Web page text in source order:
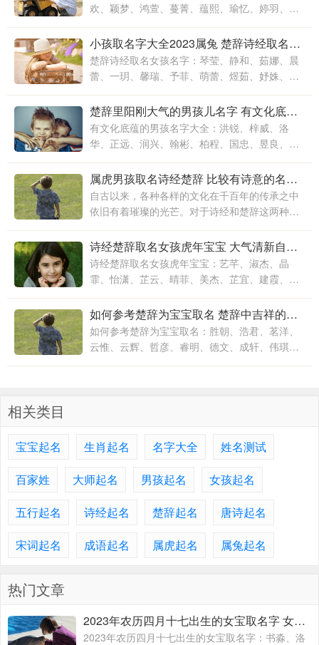
欢、颖梦、鸿萱、蔓菁、蕴熙、瑜忆、婷羽、思
依、星媛、鸿琳、佳家、逸蓉、钰睿、佳畅、潇
雪、舒翰、霈琼、宸帆
小孩取名字大全2023属兔 楚辞诗经取名女孩名字
楚辞诗经取名女孩名字：琴莹、静和、茹娜、晨
蕾、一玥、馨瑞、予菲、萌蕾、煜茹、妤姝、心
萍、蓝菲、贝妤、菲羽、岚羽、艺漫、芊莹、俊
妤、娴琼、韵静、禹菲、如玥
楚辞里阳刚大气的男孩儿名字 有文化底蕴的男孩名字大全
有文化底蕴的男孩名字大全：洪锐、梓威、洛
华、正远、润兴、翰彬、柏程、国忠、昱良、敬
腾、恒俊、麒谦、祺峰、智达、信哲、兴艺、勇
康、文隽、书凯、贤德、帅豪、
属虎男孩取名诗经楚辞 比较有诗意的名字男生
自古以来，各种各样的文化在千百年的传承之中
依旧有着璀璨的光芒。对于诗经和楚辞这两种来
讲也是如此。诗经和楚辞，传承的不只是一种文
化，更是一种精神。所以对于父母来讲
诗经楚辞取名女孩虎年宝宝 大气清新自然的女宝宝名字大全
诗经楚辞取名女孩虎年宝宝：艺芊、淑杰、晶
霏、怡潇、芷云、晴菲、美杰、芷宜、建霞、浠
妍、梓潞、欣萱、霈朝、娴蓓、馨甜、梦淳、汐
雅、妤颖、依璐、玉婵、玥茜、
如何参考楚辞为宝宝取名 楚辞中吉祥的男孩名字大全
如何参考楚辞为宝宝取名：胜朝、浩君、茗洋、
云惟、云辉、哲彦、睿明、德文、成轩、伟琪、
华泽、书成、靖童、星海、浩一、文楚、益鸿、
相关类目
宝宝起名 生肖起名 名字大全
姓名测试
百家姓
大师起名 男孩起名
女孩起名
五行起名
诗经起名 楚辞起名
唐诗起名
宋词起名
成语起名 属虎起名 属兔起名
热门文章
2023年农历四月十七出生的女宝取名字 女宝宝名字大全2023属兔
2023年农历四月十七出生的女宝取名字：书淼、洛